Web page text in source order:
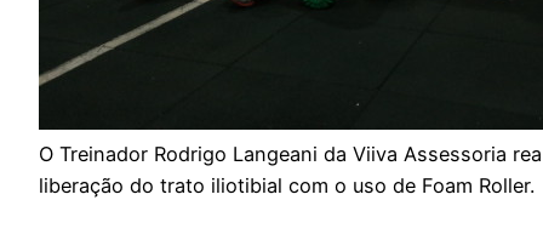
O Treinador Rodrigo Langeani da Viiva Assessoria
liberação do trato iliotibial com o uso de Foam Roller.